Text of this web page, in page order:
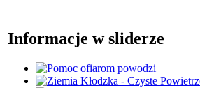
Informacje w sliderze